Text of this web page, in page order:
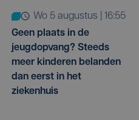
wo 5 augustus | 16:55
Geen plaats in de
jeugdopvang? Steeds
meer kinderen belanden
dan eerst in het
ziekenhuis